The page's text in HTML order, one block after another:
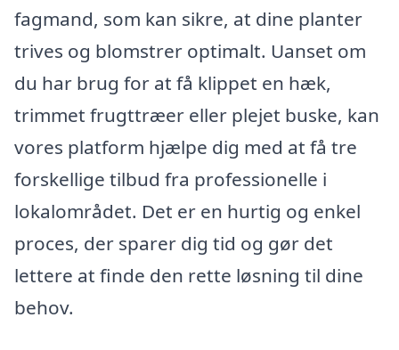
fagmand, som kan sikre, at dine planter
trives og blomstrer optimalt. Uanset om
du har brug for at få klippet en hæk,
trimmet frugttræer eller plejet buske, kan
vores platform hjælpe dig med at få tre
forskellige tilbud fra professionelle i
lokalområdet. Det er en hurtig og enkel
proces, der sparer dig tid og gør det
lettere at finde den rette løsning til dine
behov.